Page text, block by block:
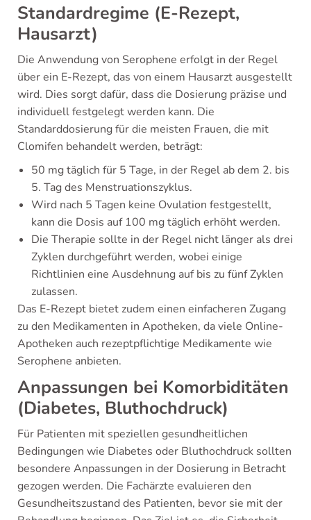
Standardregime (E-Rezept,
Hausarzt)
Die Anwendung von Serophene erfolgt in der Regel
über ein E-Rezept, das von einem Hausarzt ausgestellt
wird. Dies sorgt dafür, dass die Dosierung präzise und
individuell festgelegt werden kann. Die
Standarddosierung für die meisten Frauen, die mit
Clomifen behandelt werden, beträgt:
50 mg täglich für 5 Tage, in der Regel ab dem 2. bis
5. Tag des Menstruationszyklus.
Wird nach 5 Tagen keine Ovulation festgestellt,
kann die Dosis auf 100 mg täglich erhöht werden.
Die Therapie sollte in der Regel nicht länger als drei
Zyklen durchgeführt werden, wobei einige
Richtlinien eine Ausdehnung auf bis zu fünf Zyklen
zulassen.
Das E-Rezept bietet zudem einen einfacheren Zugang
zu den Medikamenten in Apotheken, da viele Online-
Apotheken auch rezeptpflichtige Medikamente wie
Serophene anbieten.
Anpassungen bei Komorbiditäten
(Diabetes, Bluthochdruck)
Für Patienten mit speziellen gesundheitlichen
Bedingungen wie Diabetes oder Bluthochdruck sollten
besondere Anpassungen in der Dosierung in Betracht
gezogen werden. Die Fachärzte evaluieren den
Gesundheitszustand des Patienten, bevor sie mit der